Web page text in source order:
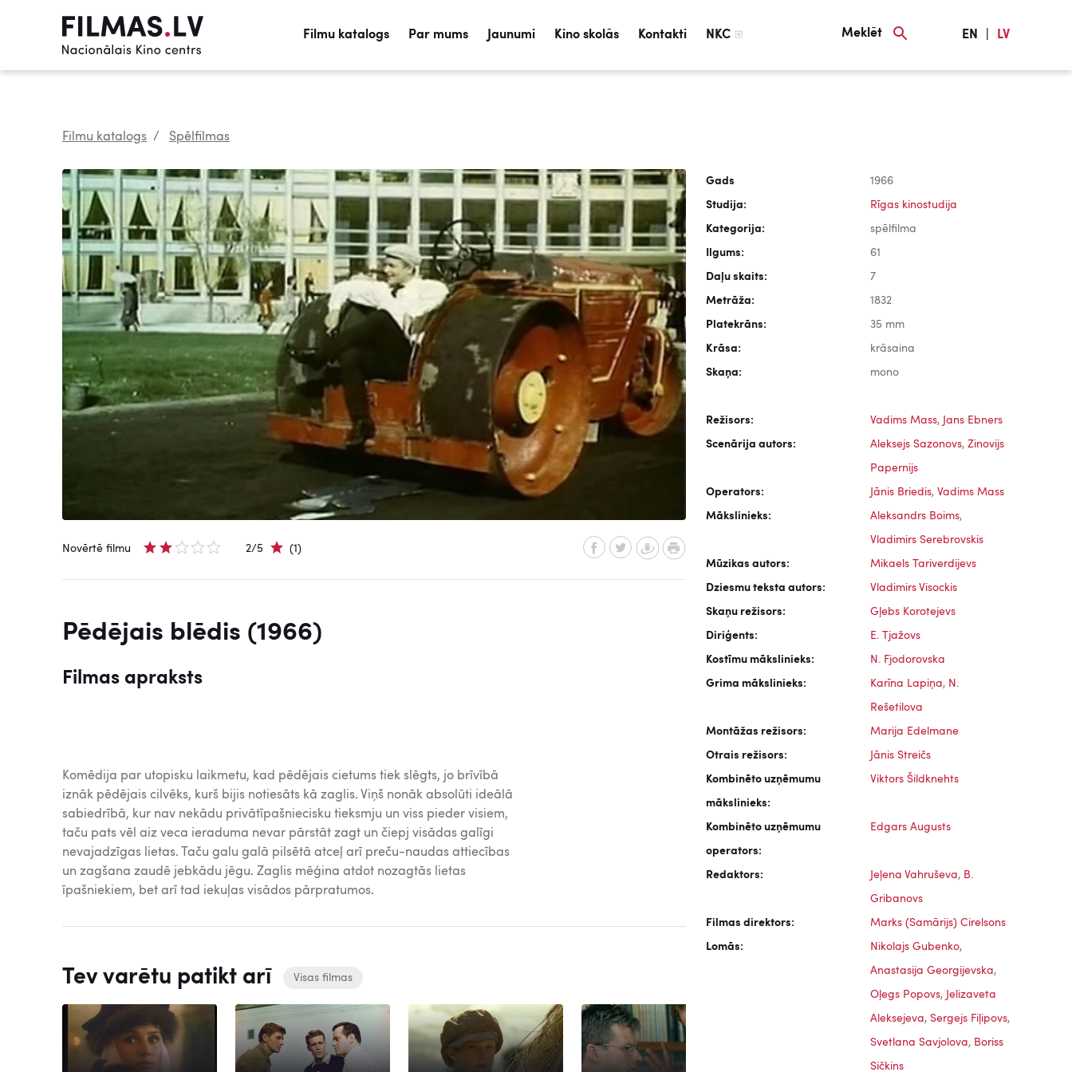
Filmu katalogs Par mums Jaunumi Kino skolās Kontakti NKC Meklēt EN LV
Filmu katalogs Spēlfilmas
Novērtē filmu 2/5 (1)
Pēdējais blēdis (1966)
Filmas apraksts
Komēdija par utopisku laikmetu, kad pēdējais cietums tiek slēgts, jo brīvībā
iznāk pēdējais cilvēks, kurš bijis notiesāts kā zaglis. Viņš nonāk absolūti ideālā
sabiedrībā, kur nav nekādu privātīpašniecisku tieksmju un viss pieder visiem,
taču pats vēl aiz veca ieraduma nevar pārstāt zagt un čiepj visādas galīgi
nevajadzīgas lietas. Taču galu galā pilsētā atceļ arī preču-naudas attiecības
un zagšana zaudē jebkādu jēgu. Zaglis mēģina atdot nozagtās lietas
īpašniekiem, bet arī tad iekuļas visādos pārpratumos.
Tev varētu patikt arī Visas filmas
Gads 1966
Studija: Rīgas kinostudija
Kategorija: spēlfilma
Ilgums: 61
Daļu skaits: 7
Metrāža: 1832
Platekrāns: 35 mm
Krāsa: krāsaina
Skaņa: mono
Režisors: Vadims Mass, Jans Ebners
Scenārija autors: Aleksejs Sazonovs, Zinovijs
Papernijs
Operators: Jānis Briedis, Vadims Mass
Mākslinieks: Aleksandrs Boims,
Vladimirs Serebrovskis
Mūzikas autors: Mikaels Tariverdijevs
Dziesmu teksta autors: Vladimirs Visockis
Skaņu režisors: Gļebs Korotejevs
Diriģents: E. Tjažovs
Kostīmu mākslinieks: N. Fjodorovska
Grima mākslinieks: Karīna Lapiņa, N.
Rešetilova
Montāžas režisors: Marija Edelmane
Otrais režisors: Jānis Streičs
Kombinēto uzņēmumu
mākslinieks:
Viktors Šildknehts
Kombinēto uzņēmumu
operators:
Edgars Augusts
Redaktors: Jeļena Vahruševa, B.
Gribanovs
Filmas direktors: Marks (Samārijs) Cirelsons
Lomās: Nikolajs Gubenko,
Anastasija Georgijevska,
Oļegs Popovs, Jelizaveta
Aleksejeva, Sergejs Fiļipovs,
Svetlana Savjolova, Boriss
Sičkins